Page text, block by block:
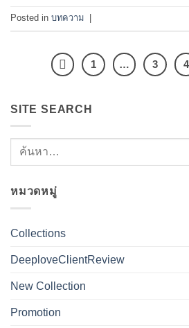
Posted in บทความ
1 … 3 4
SITE SEARCH
หมวดหมู่
Collections
DeeploveClientReview
New Collection
Promotion